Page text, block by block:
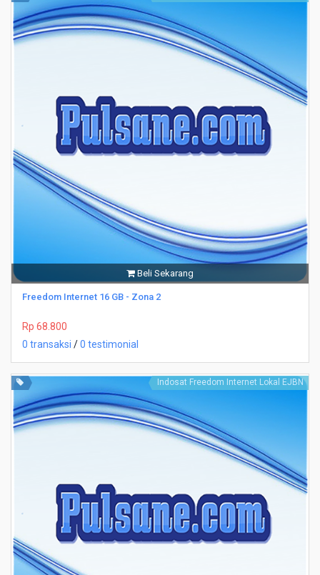
Beli Sekarang
Freedom Internet 16 GB - Zona 2
Rp 68.800
0 transaksi /0 testimonial
Indosat Freedom Internet Lokal EJBN